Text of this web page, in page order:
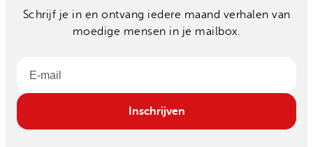
Schrijf je in en ontvang iedere maand verhalen van
moedige mensen in je mailbox.
Email
Inschrijven